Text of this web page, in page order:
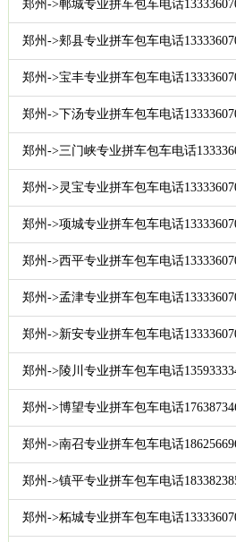
郑州->郸城专业拼车包车电话
郑州->郏县专业拼车包车电话
郑州->宝丰专业拼车包车电话
郑州->下汤专业拼车包车电话
郑州->三门峡专业拼车包车电话
郑州->灵宝专业拼车包车电话
郑州->项城专业拼车包车电话
郑州->西平专业拼车包车电话
郑州->孟津专业拼车包车电话
郑州->新安专业拼车包车电话
郑州->陵川专业拼车包车电话
郑州->博望专业拼车包车电话
郑州->南召专业拼车包车电话
郑州->镇平专业拼车包车电话
郑州->柘城专业拼车包车电话